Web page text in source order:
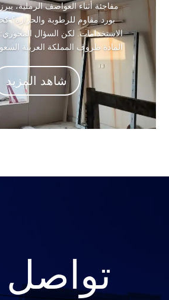
مفاجئة أثناء العواصف الرملية،
بورد مقاوم للرطوبة والحرارة؟
الاستخدامات. لكن السؤال
المادة ظروف المملكة العربية
شاهد المزيد
تواصل